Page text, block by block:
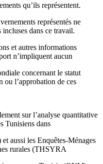
qu’ils représentent.
représentés ne
incluses dans ce travail.
et autres informations
n’impliquent aucun
concernant le statut
ou l’approbation de ces
sur l’analyse quantitative
Tunisiens dans
aussi les Enquêtes-Ménages
rurales (THSYRA